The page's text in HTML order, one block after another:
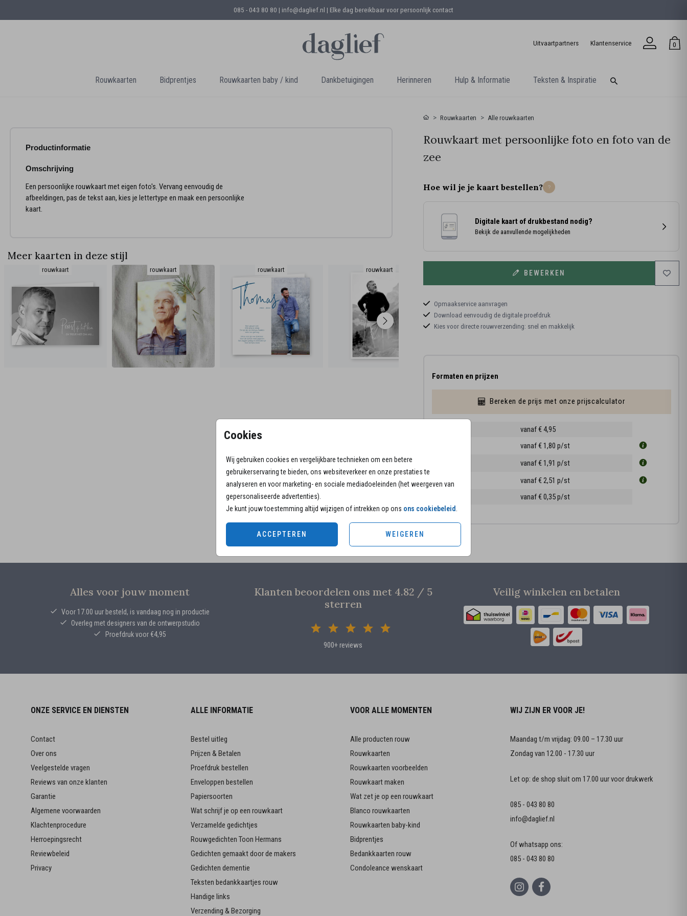
085 - 043 80 80 | info@daglief.nl | Elke dag bereikbaar voor persoonlijk contact
Uitvaartpartners Klantenservice 0
Rouwkaarten Bidprentjes Rouwkaarten baby / kind Dankbetuigingen Herinneren Hulp & Informatie Teksten & Inspiratie
Cookies
Wij gebruiken cookies en vergelijkbare technieken om een betere
gebruikerservaring te bieden, ons websiteverkeer en onze prestaties te
analyseren en voor marketing- en sociale mediadoeleinden (het weergeven van
gepersonaliseerde advertenties).
Je kunt jouw toestemming altijd wijzigen of intrekken op ons ons cookiebeleid
ACCEPTEREN WEIGEREN
Productinformatie
Omschrijving
Een persoonlijke rouwkaart met eigen foto's. Vervang eenvoudig de
afbeeldingen, pas de tekst aan, kies je lettertype en maak een persoonlijke
kaart.
Meer kaarten in deze stijl
rouwkaart rouwkaart rouwkaart rouwkaart
Rouwkaarten Alle rouwkaarten
Rouwkaart met persoonlijke foto en foto van de
zee
Hoe wil je je kaart bestellen?
Digitale kaart of drukbestand nodig?
Bekijk de aanvullende mogelijkheden
BEWERKEN
Opmaakservice aanvragen
Download eenvoudig de digitale proefdruk
Kies voor directe rouwverzending: snel en makkelijk
Formaten en prijzen
Bereken de prijs met onze prijscalculator
vanaf € 4,95
vanaf € 1,80 p/st
vanaf € 1,91 p/st
vanaf € 2,51 p/st
vanaf € 0,35p/st
Alles voor jouw moment
Voor 17.00 uur besteld, is vandaag nog in productie
Overleg met designers van de ontwerpstudio
Proefdruk voor €4,95
Klanten beoordelen ons met 4.82 / 5
sterren
900+ reviews
Veilig winkelen en betalen
ONZE SERVICE EN DIENSTEN
Contact
Over ons
Veelgestelde vragen
Reviews van onze klanten
Garantie
Algemene voorwaarden
Klachtenprocedure
Herroepingsrecht
Reviewbeleid
Privacy
ALLE INFORMATIE
Bestel uitleg
Prijzen & Betalen
Proefdruk bestellen
Enveloppen bestellen
Papiersoorten
Wat schrijf je op een rouwkaart
Verzamelde gedichtjes
Rouwgedichten Toon Hermans
Gedichten gemaakt door de makers
Gedichten dementie
Teksten bedankkaartjes rouw
Handige links
Verzending & Bezorging
VOOR ALLE MOMENTEN
Alle producten rouw
Rouwkaarten
Rouwkaarten voorbeelden
Rouwkaart maken
Wat zet je op een rouwkaart
Blanco rouwkaarten
Rouwkaarten baby-kind
Bidprentjes
Bedankkaarten rouw
Condoleance wenskaart
WIJ ZIJN ER VOOR JE!
Maandag t/m vrijdag: 09.00 – 17.30 uur
Zondag van 12.00 - 17.30 uur
Let op: de shop sluit om 17.00 uur voor drukwerk
085 - 043 80 80
info@daglief.nl
Of whatsapp ons:
085 - 043 80 80